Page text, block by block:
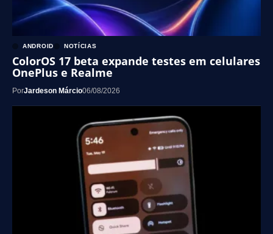
ANDROID NOTÍCIAS
ColorOS 17 beta expande testes em celulares
OnePlus e Realme
PorJardeson Márcio06/08/2026